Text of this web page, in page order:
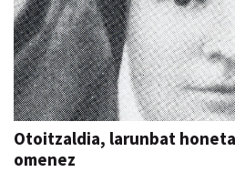
Otoitzaldia, larunbat
omenez